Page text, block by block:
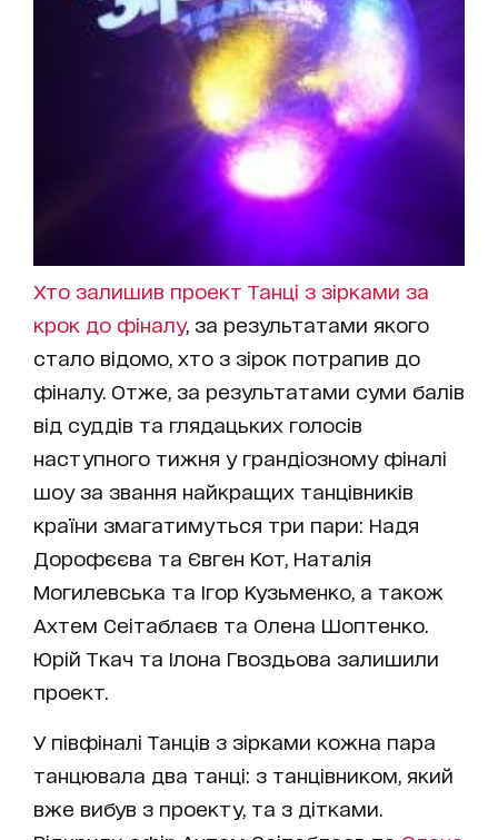
Хто залишив проект Танці з зірками за
крок до фіналу, за результатами якого
стало відомо, хто з зірок потрапив до
фіналу. Отже, за результатами суми балів
від суддів та глядацьких голосів
наступного тижня у грандіозному фіналі
шоу за звання найкращих танцівників
країни змагатимуться три пари: Надя
Дорофєєва та Євген Кот, Наталія
Могилевська та Ігор Кузьменко, а також
Ахтем Сеітаблаєв та Олена Шоптенко.
Юрій Ткач та Ілона Гвоздьова залишили
проект.
У півфіналі Танців з зірками кожна пара
танцювала два танці: з танцівником, який
вже вибув з проекту, та з дітками.